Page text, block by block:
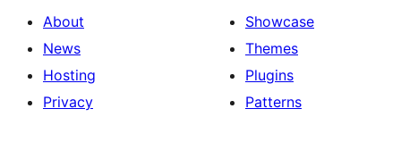
About
News
Hosting
Privacy
Showcase
Themes
Plugins
Patterns